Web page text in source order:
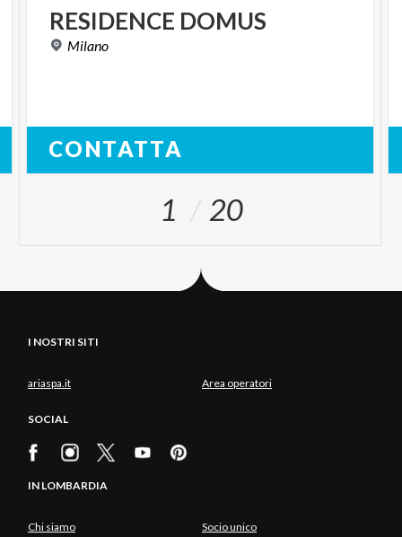
RESIDENCE DOMUS
Milano
CONTATTA
1 20
I NOSTRI SITI
ariaspa.it Area operatori
SOCIAL
IN LOMBARDIA
Chi siamo Socio unico